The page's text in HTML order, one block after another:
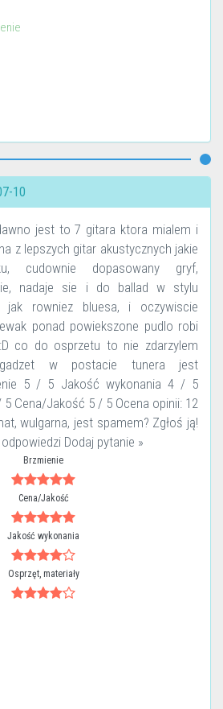
10
jest to 7 gitara ktora mialem i
z lepszych gitar akustycznych jakie
cudownie dopasowany gryf,
nadaje sie i do ballad w stylu
jak rowniez bluesa, i oczywiscie
ponad powiekszone pudlo robi
co do osprzetu to nie zdarzylem
w postacie tunera jest
5 / 5 Jakość wykonania 4 / 5
5 Cena/Jakość 5 / 5 Ocena opinii: 12
wulgarna, jest spamem? Zgłoś ją!
Dodaj pytanie »
Brzmienie
Cena/Jakość
Jakość wykonania
Osprzęt, materiały